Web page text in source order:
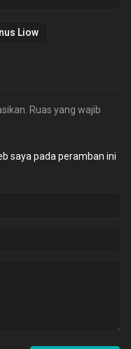
Liow
Ruas yang wajib
saya pada peramban ini